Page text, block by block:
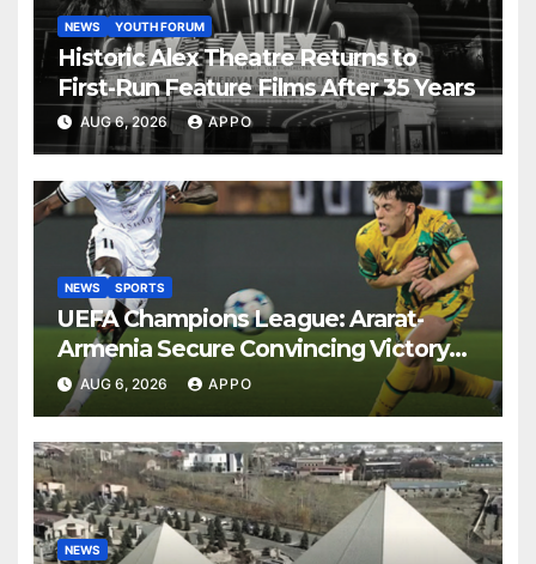
NEWS YOUTH FORUM
Historic Alex Theatre Returns to
First-Run Feature Films After 35 Years
AUG 6, 2026 APPO
NEWS SPORTS
UEFA Champions League: Ararat-
Armenia Secure Convincing Victory
Over Shamrock Rovers 2-0
AUG 6, 2026 APPO
NEWS